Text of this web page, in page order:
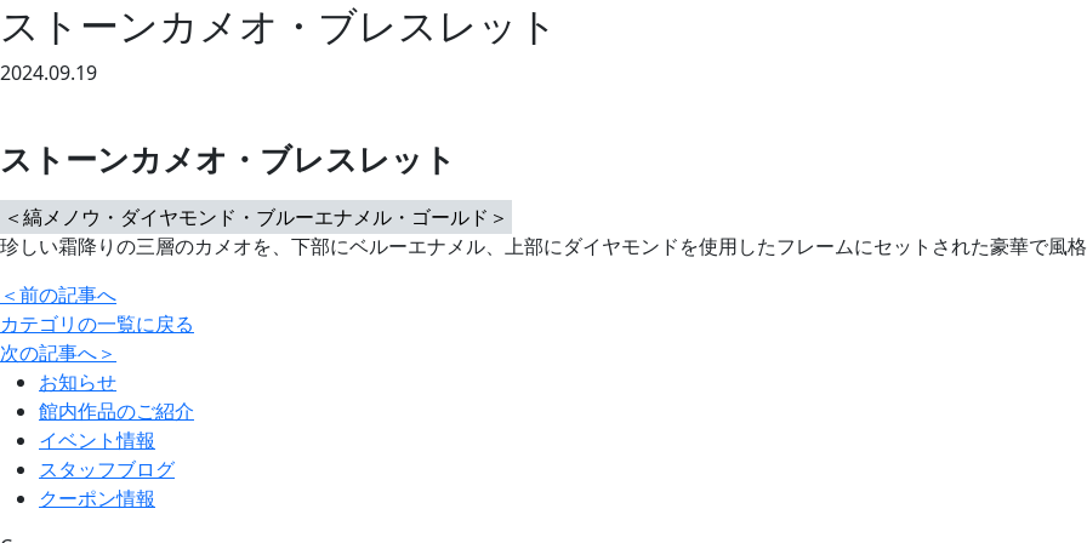
ストーンカメオ・ブレスレット
2024.09.19
ストーンカメオ・ブレスレット
＜縞メノウ・ダイヤモンド・ブルーエナメル・ゴールド＞
珍しい霜降りの三層のカメオを、下部にベルーエナメル、上部にダイヤモンドを使用したフレームにセットされた豪華で風格
＜前の記事へ
カテゴリの一覧に戻る
次の記事へ＞
お知らせ
館内作品のご紹介
イベント情報
スタッフブログ
クーポン情報